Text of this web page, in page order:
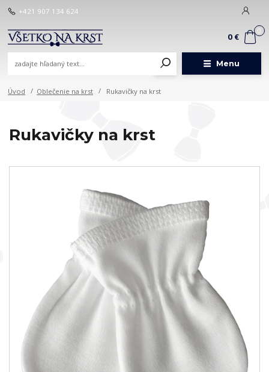
Menu
+421 907 134 624
0
0 €
Úvod Oblečenie na krst Rukavičky na krst
Rukavičky na krst